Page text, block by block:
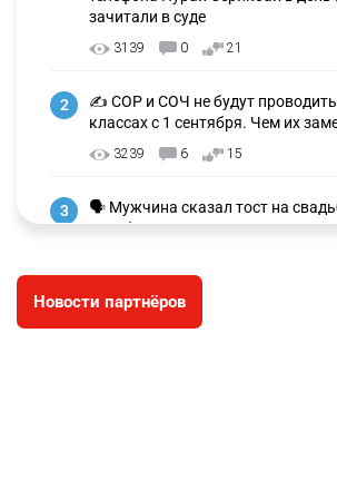
зачитали в суде
3139 0 21
2
✍️ СОР и СОЧ не будут
классах с 1 сентября. Чем их
3239 6 15
3
🗣 Мужчина сказал тост на
заработал уголовное дело
🐏 Скота больше, а мясо дороже.
Казахстане продолжают расти
Новости партнёров